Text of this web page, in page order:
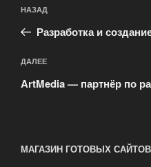
по
записям
Предыдущая
запись:
НАЗАД
Разработка и
Следующая
запись
ДАЛЕЕ
ArtMedia — партнёр по
МАГАЗИН ГОТОВЫХ САЙТОВ